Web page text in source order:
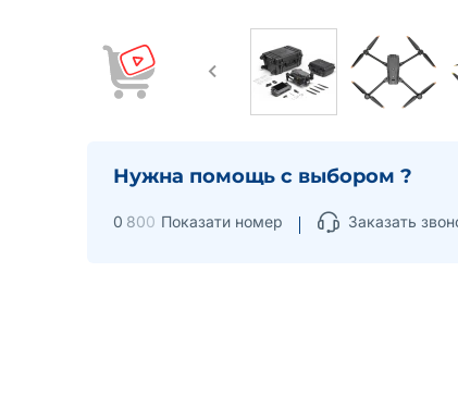
Нужна помощь с выбором ?
0 800 Показати номер Заказать